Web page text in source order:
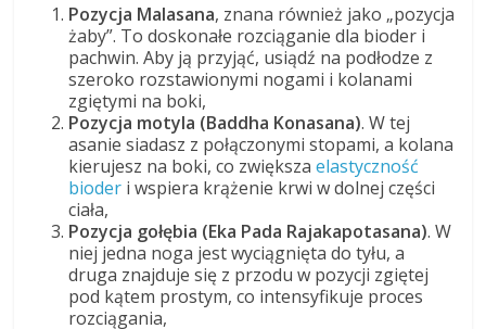
Pozycja Malasana, znana również jako „pozycja
żaby”. To doskonałe rozciąganie dla bioder i
pachwin. Aby ją przyjąć, usiądź na podłodze z
szeroko rozstawionymi nogami i kolanami
zgiętymi na boki,
Pozycja motyla (Baddha Konasana). W tej
asanie siadasz z połączonymi stopami, a kolana
kierujesz na boki, co zwiększaelastyczność
bioder i wspiera krążenie krwi w dolnej części
ciała,
Pozycja gołębia (Eka Pada Rajakapotasana). W
niej jedna noga jest wyciągnięta do tyłu, a
druga znajduje się z przodu w pozycji zgiętej
pod kątem prostym, co intensyfikuje proces
rozciągania,